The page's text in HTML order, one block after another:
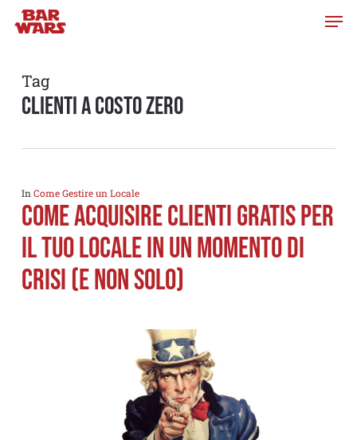
Skip
content
Tag
clienti a costo zero
In Come Gestire un Locale
Come acquisire clienti Gratis per
il tuo locale in un momento di
crisi (e non solo)